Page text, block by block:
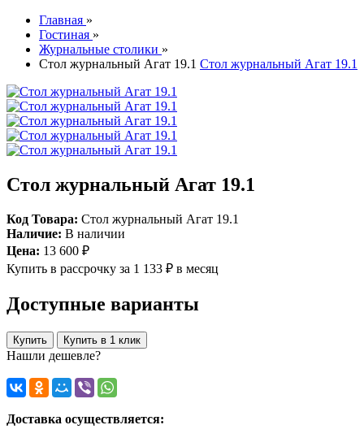
Главная »
Гостиная »
Журнальные столики »
Стол журнальный Агат 19.1 Стол журнальный Агат 19.1
Стол журнальный Агат 19.1
Код Товара: Стол журнальный Агат 19.1
Наличие: В наличии
Цена: 13 600 ₽
Купить в рассрочку за 1 133 ₽ в месяц
Доступные варианты
Купить Купить в 1 клик
Нашли дешевле?
Доставка осуществляется: